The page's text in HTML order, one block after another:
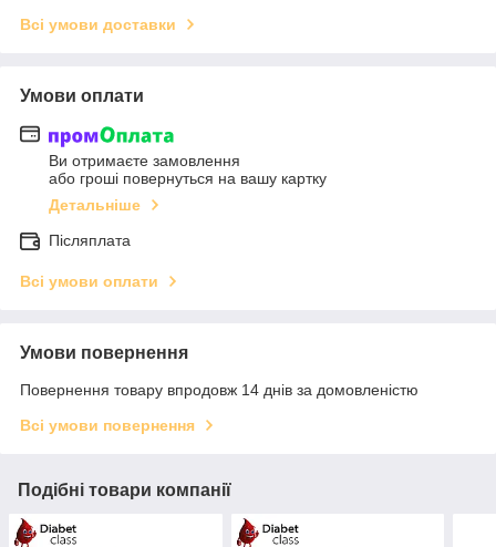
Всі умови доставки
Умови оплати
Ви отримаєте замовлення
або гроші повернуться на вашу картку
Детальніше
Післяплата
Всі умови оплати
Умови повернення
Повернення товару впродовж 14 днів за домовленістю
Всі умови повернення
Подібні товари компанії